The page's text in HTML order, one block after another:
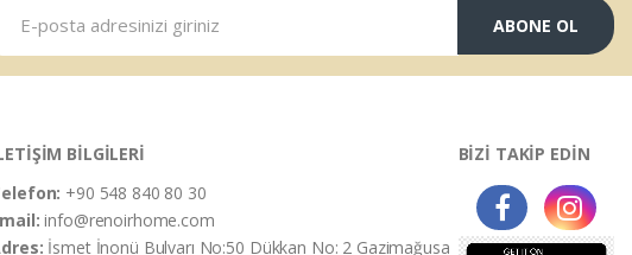
ABONE OL
BİLGİLERİ
+90 548 840 80 30
info@renoirhome.com
İsmet İnonü Bulvarı No:50 Dükkan No: 2 Gazimağusa
BİZİ TAKİP EDİN